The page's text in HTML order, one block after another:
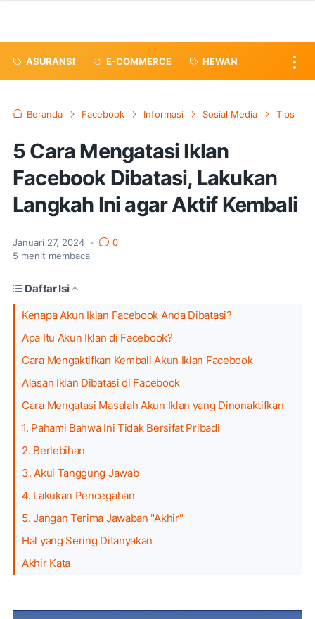
ASURANSI E-COMMERCE HEWAN
Beranda Facebook Informasi Sosial Media Tips
5 Cara Mengatasi Iklan
Facebook Dibatasi, Lakukan
Langkah Ini agar Aktif Kembali
Januari 27, 2024 •
0
5 menit membaca
Daftar Isi
Kenapa Akun Iklan Facebook Anda Dibatasi?
Apa Itu Akun Iklan di Facebook?
Cara Mengaktifkan Kembali Akun Iklan Facebook
Alasan Iklan Dibatasi di Facebook
Cara Mengatasi Masalah Akun Iklan yang Dinonaktifkan
1. Pahami Bahwa Ini Tidak Bersifat Pribadi
2. Berlebihan
3. Akui Tanggung Jawab
4. Lakukan Pencegahan
5. Jangan Terima Jawaban "Akhir"
Hal yang Sering Ditanyakan
Akhir Kata